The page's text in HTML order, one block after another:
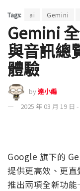
Tags: ai Gemini
Gemini
與音訊總
體驗
by達小編
2025 年 03 月 19 日
Google 旗下的
提供更高效、更
推出兩項全新功